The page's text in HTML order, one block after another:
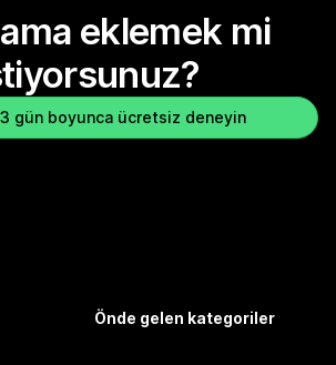
eklemek mi
3 gün boyunca ücretsiz deneyin
Önde gelen kategoriler